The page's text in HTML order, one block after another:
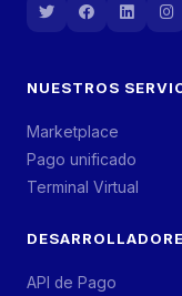
NUESTROS
Marketplace
Pago unificado
Terminal Virtual
API de Pago